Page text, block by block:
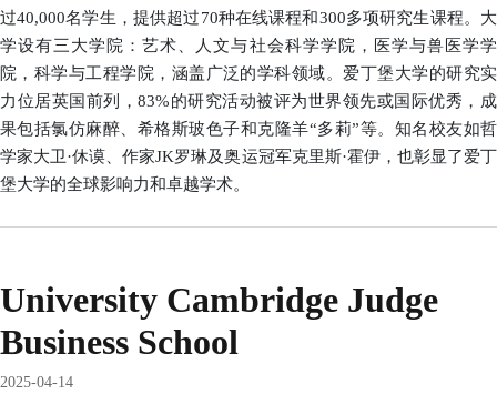
过40,000名学生，提供超过70种在线课程和300多项研究生课程。大
学设有三大学院：艺术、人文与社会科学学院，医学与兽医学学
院，科学与工程学院，涵盖广泛的学科领域。爱丁堡大学的研究实
力位居英国前列，83%的研究活动被评为世界领先或国际优秀，成
果包括氯仿麻醉、希格斯玻色子和克隆羊“多莉”等。知名校友如哲
学家大卫·休谟、作家JK罗琳及奥运冠军克里斯·霍伊，也彰显了爱丁
堡大学的全球影响力和卓越学术。
University Cambridge Judge
Business School
2025-04-14